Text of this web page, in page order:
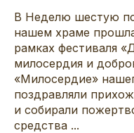
В Неделю шестую
нашем храме
рамках фестиваля
милосердия и
«Милосердие»
поздравляли
и собирали
средства ...